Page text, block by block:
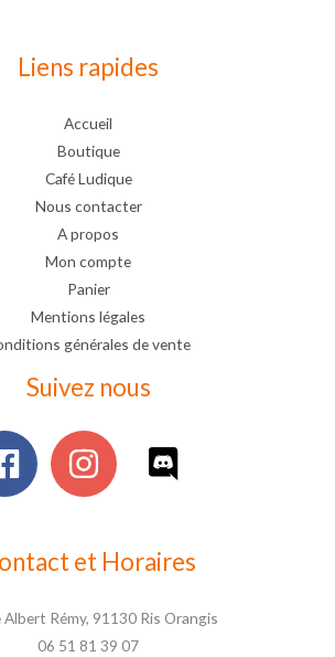
Liens rapides
Accueil
Boutique
Café Ludique
Nous contacter
A propos
Mon compte
Panier
Mentions légales
générales de vente
Suivez nous
et Horaires
Albert Rémy, 91130 Ris Orangis
06 51 81 39 07